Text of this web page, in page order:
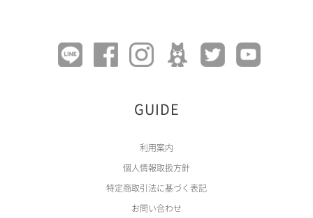
GUIDE
利用案内
個人情報取扱方針
特定商取引法に基づく表記
お問い合わせ